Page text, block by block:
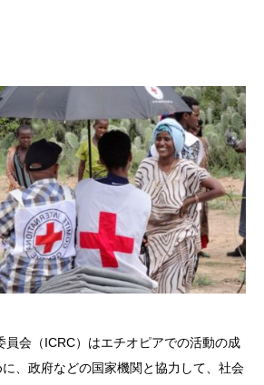
員会（ICRC）はエチオピアでの活動の成
、政府などの国家機関と協力して、社会